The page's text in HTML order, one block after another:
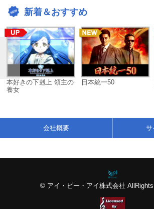
新着＆おすすめ
本好きの下剋上 領主の
養女
日本統一50
© アイ・ピー・アイ株式会社
会社概要 サ